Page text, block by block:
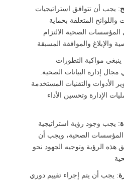
: يجب أن تتوافق استراتيجيات
واللوائح المتعلقة بحماية
الصحية الالتزام
ينبغي مواكبة التطورات
مجال إدارة البيانات الصحية.
والتقنيات المستخدمة
الإدارة وتحسين الأداء
: يجب وجود رؤية استراتيجية
المؤسسات الصحية، ويجب أن
هذه الرؤية وتوجيه الجهود نحو
: يجب أن يتم إجراء تقييم دوري